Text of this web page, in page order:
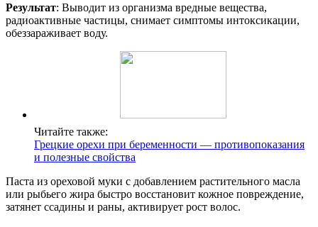
Результат: Выводит из организма вредные вещества,
радиоактивные частицы, снимает симптомы интоксикации,
обеззараживает воду.
Читайте также:
Грецкие орехи при беременности — противопоказания
и полезные свойства
Паста из ореховой муки с добавлением растительного масла
или рыбьего жира быстро восстановит кожное повреждение,
затянет ссадины и раны, активирует рост волос.